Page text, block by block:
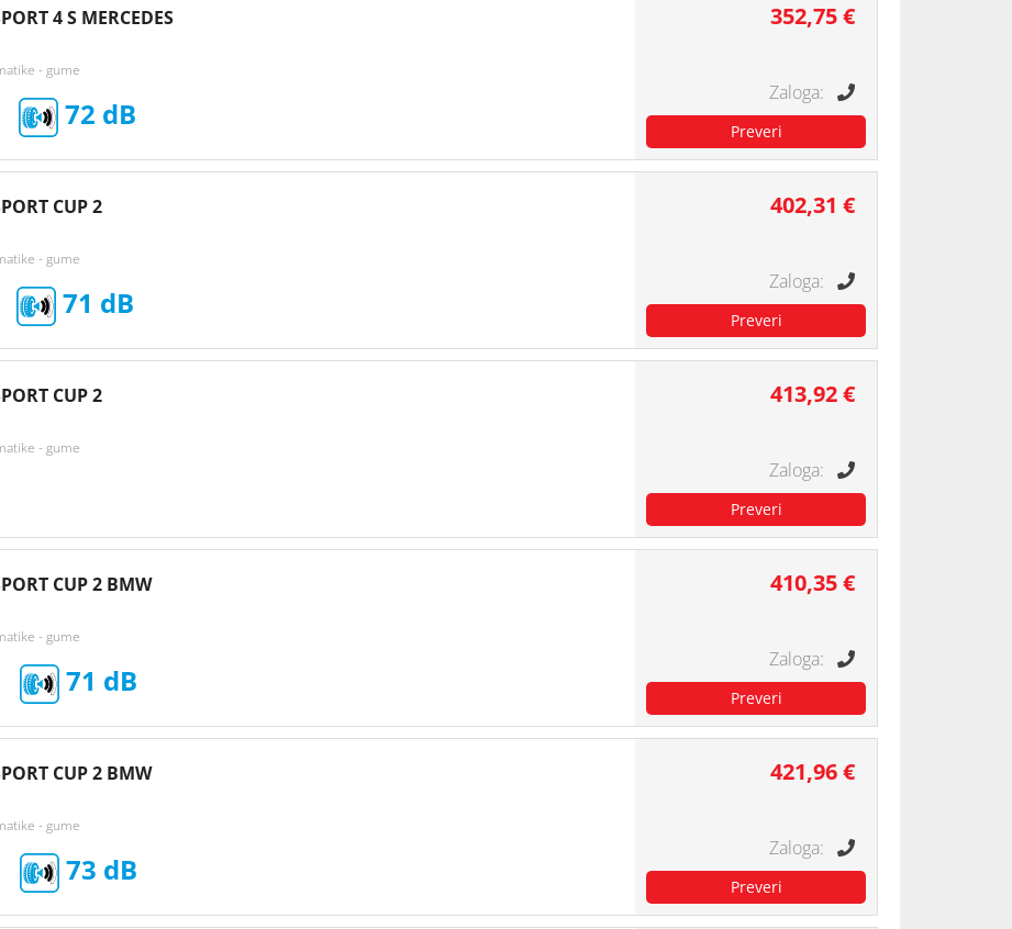
4 S MERCEDES
- gume
72
352,75 €
CUP 2
- gume
71
402,31 €
CUP 2
- gume
413,92 €
CUP 2 BMW
- gume
71
410,35 €
CUP 2 BMW
- gume
73
421,96 €